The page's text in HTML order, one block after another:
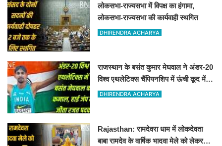
लोकसभा-राज्यसभा में विपक्ष का हंगामा,
लोकसभा-राज्यसभा की कार्यवाही स्थगित
DHIRENDRA ACHARYA
राजस्थान के बसंत कुमार मेघवाल ने अंडर-20
विश्व एथलेटिक्स चैंपियनशिप में ऊंची कूद में
जीता रजत पदक
DHIRENDRA ACHARYA
Rajasthan: रामदेवरा धाम में लोकदेवता
बाबा रामदेव के वार्षिक भादवा मेले को लेकर